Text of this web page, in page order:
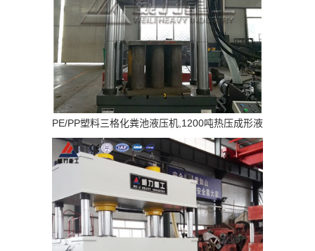
PE/PP塑料三格化粪池液压机,1200吨热压成形液
压机